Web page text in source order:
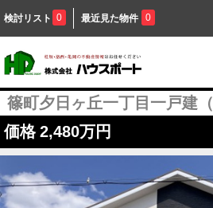
検討リスト 0 最近見た物件 0
篠町夕日ヶ丘一丁目一戸建（
価格 2,480万円